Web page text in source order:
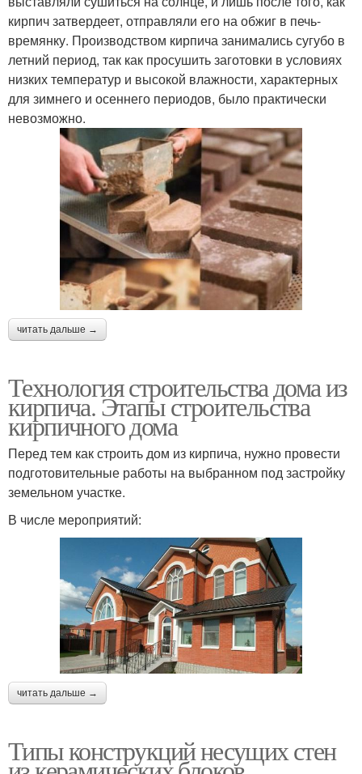
кирпич затвердеет, отправляли его на обжиг в печь-
времянку. Производством кирпича занимались сугубо в
летний период, так как просушить заготовки в условиях
низких температур и высокой влажности, характерных
для зимнего и осеннего периодов, было практически
невозможно.
читать дальше →
Технология строительства дома из
кирпича. Этапы строительства
кирпичного дома
Перед тем как строить дом из кирпича, нужно провести
подготовительные работы на выбранном под застройку
земельном участке.
В числе мероприятий:
читать дальше →
Типы конструкций несущих стен